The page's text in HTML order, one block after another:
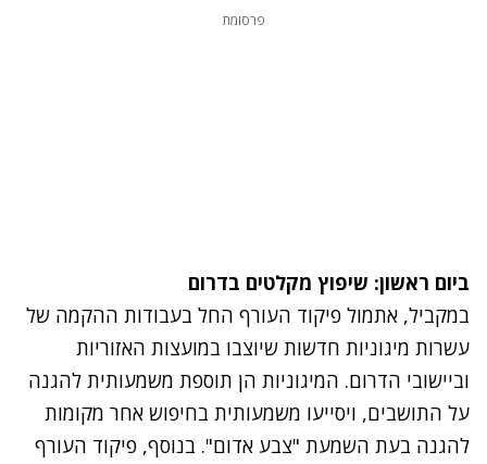
פרסומת
ביום ראשון: שיפוץ מקלטים בדרום
במקביל, אתמול פיקוד העורף החל בעבודות ההקמה של
עשרות מיגוניות חדשות שיוצבו במועצות האזוריות
וביישובי הדרום. המיגוניות הן תוספת משמעותית להגנה
על התושבים, ויסייעו משמעותית בחיפוש אחר מקומות
להגנה בעת השמעת "צבע אדום". בנוסף, פיקוד העורף